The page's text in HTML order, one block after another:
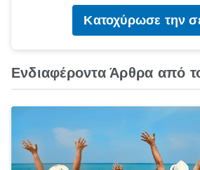
Κατοχύρωσε την
Ενδιαφέροντα Άρθρα από